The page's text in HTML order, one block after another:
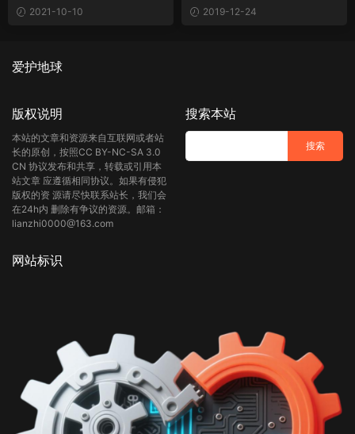
2021-10-10 2019-12-24
爱护地球
版权说明
本站的文章和资源来自互联网或者站
长的原创，按照CC BY-NC-SA 3.0
CN 协议发布和共享，转载或引用本
站文章 应遵循相同协议。如果有侵犯
版权的资 源请尽快联系站长，我们会
在24h内 删除有争议的资源。邮箱：
lianzhi0000@163.com
搜索本站
网站标识